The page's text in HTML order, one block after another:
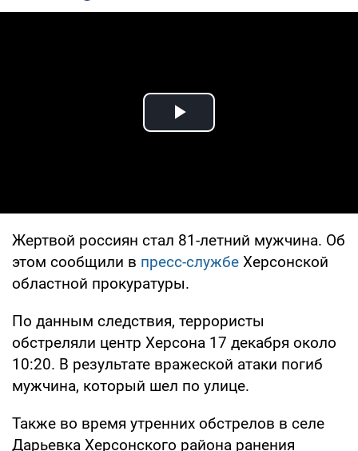
Play Video
Жертвой россиян стал 81-летний мужчина. Об
этом сообщили в пресс-службе Херсонской
областной прокуратуры.
По данным следствия, террористы
обстреляли центр Херсона 17 декабря около
10:20. В результате вражеской атаки погиб
мужчина, который шел по улице.
Также во время утренних обстрелов в селе
Дарьевка Херсонского района ранения